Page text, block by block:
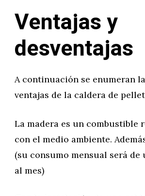
Ventajas y
desventajas
A continuación se enumeran
ventajas de la caldera de
La madera es un combustible
con el medio ambiente.
(su consumo mensual será de
al mes)